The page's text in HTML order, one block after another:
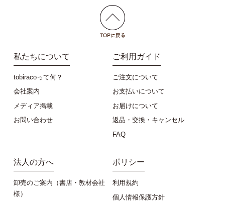
私たちについて
tobiracoって何？
会社案内
メディア掲載
お問い合わせ
ご利用ガイド
ご注文について
お支払いについて
お届けについて
返品・交換・キャンセル
FAQ
法人の方へ
卸売のご案内（書店・教材会社
様）
ポリシー
利用規約
個人情報保護方針